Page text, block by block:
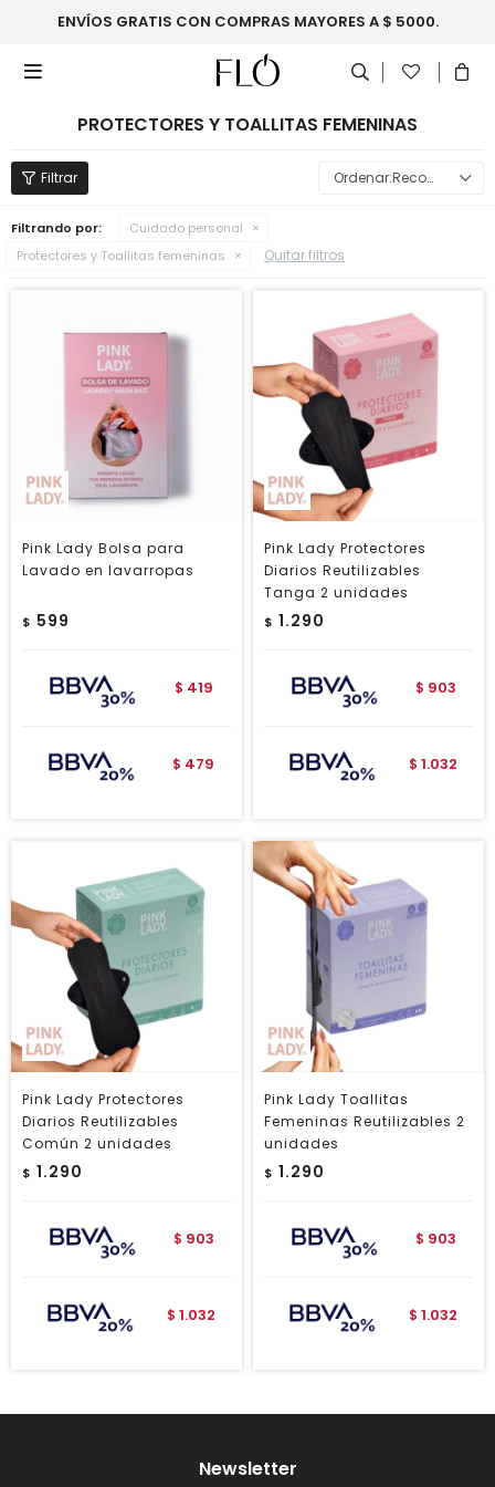
ENVÍOS GRATIS CON COMPRAS MAYORES A $ 5000.

PROTECTORES Y TOALLITAS FEMENINAS
Recomendados
Filtrando por:
Cuidado personal
Protectores y Toallitas femeninas
Quitar filtros
Pink Lady Bolsa para
Lavado en lavarropas
$ 599
$ 419
$ 479
Pink Lady Protectores
Diarios Reutilizables
Tanga 2 unidades
$ 1.290
$ 903
$ 1.032
Pink Lady Protectores
Diarios Reutilizables
Común 2 unidades
$ 1.290
$ 903
$ 1.032
Pink Lady Toallitas
Femeninas Reutilizables 2
unidades
$ 1.290
$ 903
$ 1.032
Newsletter